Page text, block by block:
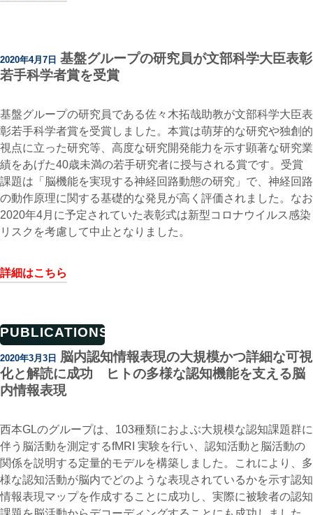
2020年4月7日 基盤グループの研究員が文部科学大臣表彰
若手科学者賞を受賞
基盤グループの研究員である佐々木拓哉助教が文部科学大臣表
彰若手科学者賞を受賞しました。本賞は萌芽的な研究や独創的
視点に立った研究等、高度な研究開発能力を示す顕著な研究業
績をあげた40歳未満の若手研究者に授与される賞です。受賞
課題は「脳機能を実現する神経回路動態の研究」で、神経回路
の動作原理に関する基礎的な発見が高く評価されました。なお
2020年4月に予定されていた表彰式は新型コロナウイルス感染
リスクを考慮して中止となりました。
詳細はこちら
PUBLICATIONS
2020年3月3日
脳内認知情報表現の大規模かつ詳細な可視
化と解読に成功 ヒトの多様な認知機能を支える脳
内情報表現
西本GLのグループは、103種類におよぶ大規模な認知課題群に
伴う脳活動を測定するfMRI 実験を行い、認知活動と脳活動の
関係を説明する定量的モデルを構築しました。これにより、多
様な認知活動が脳内でどのような表現されているかを示す認知
情報表現マップを作成することに成功し、実際に被験者の認知